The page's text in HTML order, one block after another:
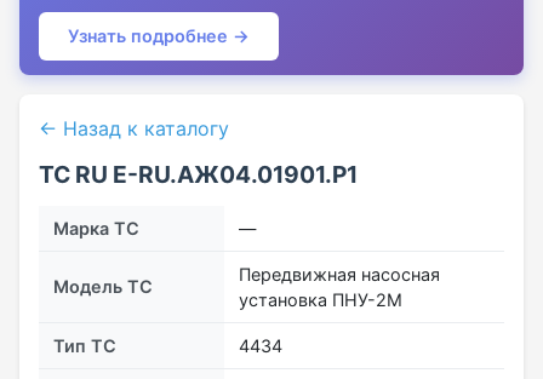
Узнать подробнее →
← Назад к каталогу
ТС RU Е-RU.АЖ04.01901.Р1
Марка ТС —
Модель ТС
Передвижная насосная
установка ПНУ-2М
Тип ТС 4434